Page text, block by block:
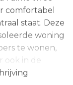
comfortabel
staat. Deze
woning
te wonen,
ook in de
Met een